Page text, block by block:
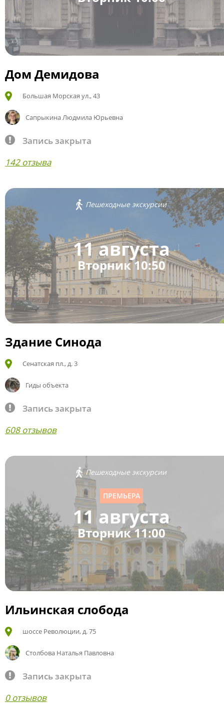
Дом Демидова
Большая Морская ул., 43
Сапрыкина Людмила Юрьевна
Запись закрыта
142 отзыва
Пешеходные экскурсии
11 августа
Вторник 10:50
Здание Синода
Сенатская пл., д. 3
Гиды объекта
Запись закрыта
608 отзывов
Пешеходные экскурсии
ПРЕМЬЕРА
11 августа
Вторник 11:00
Ильинская слобода
шоссе Революции, д. 75
Столбова Наталья Павловна
Запись закрыта
0 отзывов